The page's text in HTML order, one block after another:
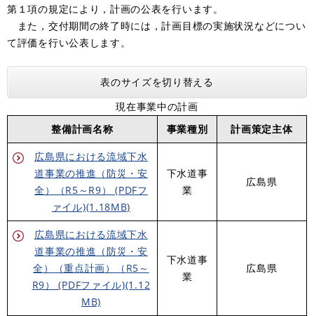
第１項の規定により，計画の公表を行います。
また，交付期間の終了時には，計画目標の実施状況などについ
て評価を行い公表します。
表のサイズを切り替える
現在事業中の計画
整備計画名称
事業種別 計画策定主体
広島県における流域下水
道事業の推進（防災・安
全）（R5～R9） (PDFフ
ァイル)(1.18MB)
下水道事
業
広島県
広島県における流域下水
道事業の推進（防災・安
全）（重点計画）（R5～
R9） (PDFファイル)(1.12
MB)
​下水道事
業
広島県